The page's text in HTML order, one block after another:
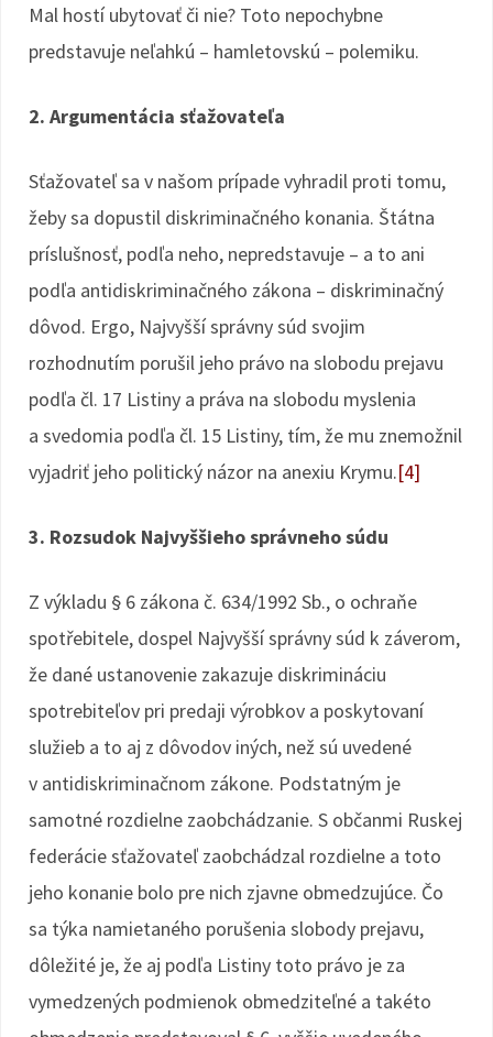
Mal hostí ubytovať či nie? Toto nepochybne
predstavuje neľahkú – hamletovskú – polemiku.
2. Argumentácia sťažovateľa
Sťažovateľ sa v našom prípade vyhradil proti tomu,
žeby sa dopustil diskriminačného konania. Štátna
príslušnosť, podľa neho, nepredstavuje – a to ani
podľa antidiskriminačného zákona – diskriminačný
dôvod. Ergo, Najvyšší správny súd svojim
rozhodnutím porušil jeho právo na slobodu prejavu
podľa čl. 17 Listiny a práva na slobodu myslenia
a svedomia podľa čl. 15 Listiny, tím, že mu znemožnil
vyjadriť jeho politický názor na anexiu Krymu.[4]
3. Rozsudok Najvyššieho správneho súdu
Z výkladu § 6 zákona č. 634/1992 Sb., o ochraňe
spotřebitele, dospel Najvyšší správny súd k záverom,
že dané ustanovenie zakazuje diskrimináciu
spotrebiteľov pri predaji výrobkov a poskytovaní
služieb a to aj z dôvodov iných, než sú uvedené
v antidiskriminačnom zákone. Podstatným je
samotné rozdielne zaobchádzanie. S občanmi Ruskej
federácie sťažovateľ zaobchádzal rozdielne a toto
jeho konanie bolo pre nich zjavne obmedzujúce. Čo
sa týka namietaného porušenia slobody prejavu,
dôležité je, že aj podľa Listiny toto právo je za
vymedzených podmienok obmedziteľné a takéto